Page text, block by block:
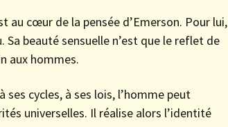
au cœur de la pensée d’Emerson. Pour lui,
Sa beauté sensuelle n’est que le reflet de
aux hommes.
cycles, à ses lois, l’homme peut
universelles. Il réalise alors l’identité